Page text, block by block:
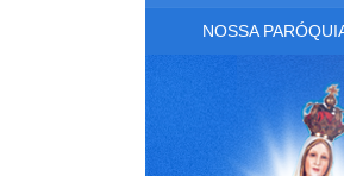
NOSSA